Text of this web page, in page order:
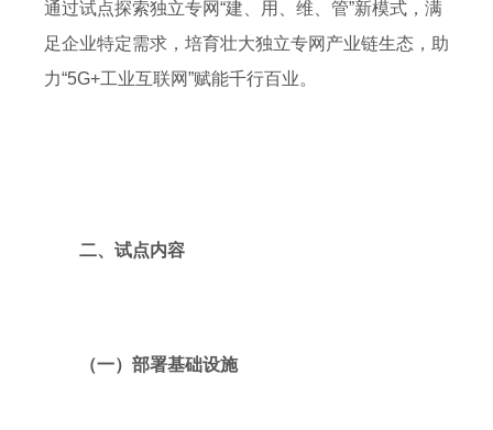
通过试点探索独立专网“建、用、维、管”新模式，满
足企业特定需求，培育壮大独立专网产业链生态，助
力“5G+工业互联网”赋能千行百业。
二、试点内容
（一）部署基础设施